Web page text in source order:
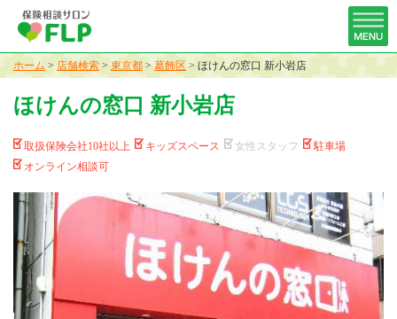
ホーム > 店舗検索 > 東京都 > 葛飾区 > ほけんの窓口 新小岩店
ほけんの窓口 新小岩店
取扱保険会社10社以上 キッズスペース 女性スタッフ
駐車場
オンライン相談可